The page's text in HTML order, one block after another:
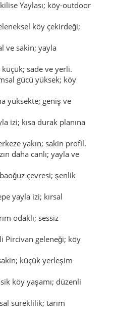
Yaylası bağlantısı;
sakin köy dokusu.
köy çekirdeği;
ve sakin; yayla
sade ve yerli.
yüksekte; geniş ve
izi; kısa durak planına
yakın; sakin profil.
yayla izi; kırsal